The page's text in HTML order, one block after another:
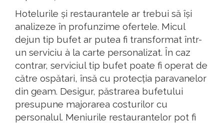
Hotelurile și restaurantele ar trebui să își
analizeze în profunzime ofertele. Micul
dejun tip bufet ar putea fi transformat într-
un serviciu à la carte personalizat. În caz
contrar, serviciul tip bufet poate fi operat de
către ospătari, însă cu protecția paravanelor
din geam. Desigur, păstrarea bufetului
presupune majorarea costurilor cu
personalul. Meniurile restaurantelor pot fi